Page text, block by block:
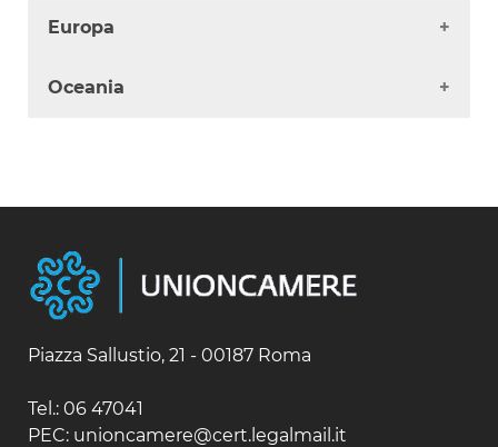
Europa
Andorra
Croazia
Danimarca
Estonia
Francia
Gibilterra
Grecia
Oceania
Nuova Caledonia
Papua Nuova Guinea
Samoa
Piazza Sallustio, 21 - 00187 Roma
Tel.: 06 47041
PEC: unioncamere@cert.legalmail.it